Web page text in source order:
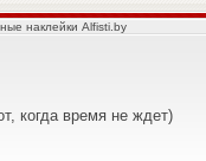
наклейки Alfisti.by
когда время не ждет)